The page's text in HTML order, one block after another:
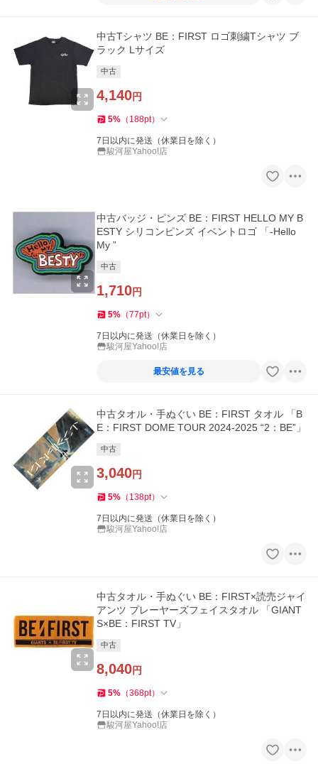
中古Tシャツ BE：FIRST ロゴ刺繍Tシャツ ブ
ラック Lサイズ
中古
4,140円
5% （ 188pt）
7日以内に発送（休業日を除く）
駿河屋Yahoo!店
中古バッジ・ピンズ BE：FIRST HELLO MY B
ESTY シリコンピンズ イベントロゴ 「-Hello
My ”
中古
1,710円
5% （77pt）
7日以内に発送（休業日を除く）
駿河屋Yahoo!店
最安値を見る
中古タオル・手ぬぐい BE：FIRST タオル 「B
E：FIRST DOME TOUR 2024-2025 “2：BE”」
中古
3,040円
5% （ 138pt）
7日以内に発送（休業日を除く）
駿河屋Yahoo!店
中古タオル・手ぬぐい BE：FIRST×読売ジャイ
アンツ プレーヤーズフェイスタオル 「GIANT
S×BE：FIRST TV」
中古
8,040円
5% （368pt）
7日以内に発送（休業日を除く）
駿河屋Yahoo!店